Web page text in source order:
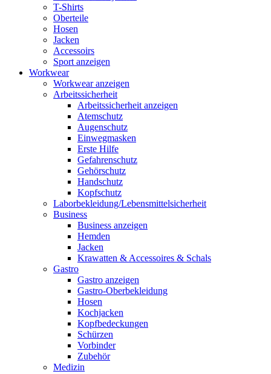
T-Shirts
Oberteile
Hosen
Jacken
Accessoirs
Sport anzeigen
Workwear
Workwear anzeigen
Arbeitssicherheit
Arbeitssicherheit anzeigen
Atemschutz
Augenschutz
Einwegmasken
Erste Hilfe
Gefahrenschutz
Gehörschutz
Handschutz
Kopfschutz
Laborbekleidung/Lebensmittelsicherheit
Business
Business anzeigen
Hemden
Jacken
Krawatten & Accessoires & Schals
Gastro
Gastro anzeigen
Gastro-Oberbekleidung
Hosen
Kochjacken
Kopfbedeckungen
Schürzen
Vorbinder
Zubehör
Medizin